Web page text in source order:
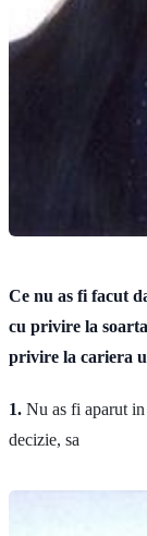
Ce nu as fi facut
cu privire la
privire la cariera
1. Nu as fi aparut
decizie, sa